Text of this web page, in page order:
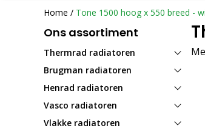
Home / Tone 1500 hoog x 550 breed -
Ons assortiment
Thermrad radiatoren
Brugman radiatoren
Henrad radiatoren
Vasco radiatoren
Vlakke radiatoren